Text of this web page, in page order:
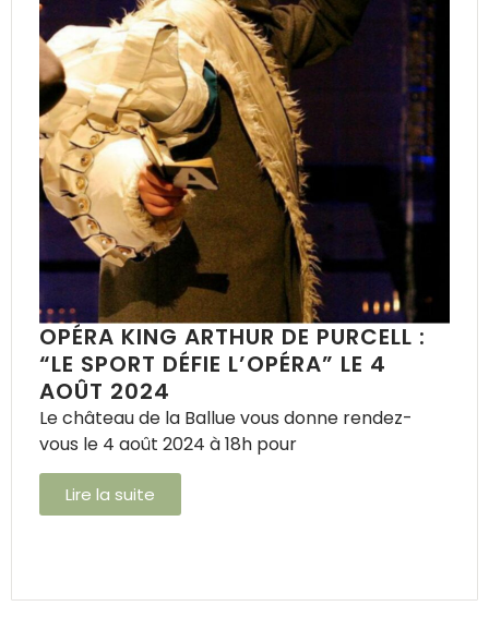
OPÉRA KING ARTHUR DE PURCELL :
“LE SPORT DÉFIE L’OPÉRA” LE 4
AOÛT 2024
Le château de la Ballue vous donne rendez-
vous le 4 août 2024 à 18h pour
Lire la suite